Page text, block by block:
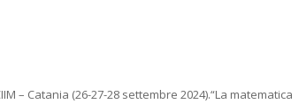
– Catania (26-27-28 settembre 2024).“La matematica